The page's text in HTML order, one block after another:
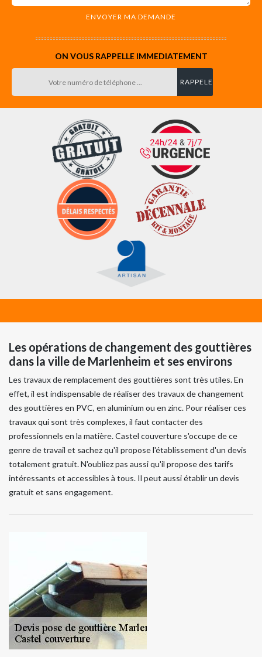
ON VOUS RAPPELLE IMMEDIATEMENT
Les opérations de changement des gouttières
dans la ville de Marlenheim et ses environs
Les travaux de remplacement des gouttières sont très utiles. En
effet, il est indispensable de réaliser des travaux de changement
des gouttières en PVC, en aluminium ou en zinc. Pour réaliser ces
travaux qui sont très complexes, il faut contacter des
professionnels en la matière. Castel couverture s'occupe de ce
genre de travail et sachez qu'il propose l'établissement d'un devis
totalement gratuit. N'oubliez pas aussi qu'il propose des tarifs
intéressants et accessibles à tous. Il peut aussi établir un devis
gratuit et sans engagement.